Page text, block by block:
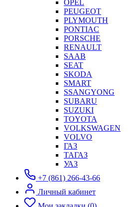
OPEL
PEUGEOT
PLYMOUTH
PONTIAC
PORSCHE
RENAULT
SAAB
SEAT
SKODA
SMART
SSANGYONG
SUBARU
SUZUKI
TOYOTA
VOLKSWAGEN
VOLVO
ГАЗ
ТАГАЗ
УАЗ
+7 (861) 266-43-66
Личный кабинет